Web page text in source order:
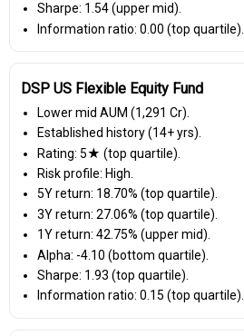
Sharpe: 1.54 (upper mid).
Information ratio: 0.00 (top quartile).
DSP US Flexible Equity Fund
Lower mid AUM (₹1,291 Cr).
Established history (14+ yrs).
Rating: 5★ (top quartile).
Risk profile: High.
5Y return: 18.70% (top quartile).
3Y return: 27.06% (top quartile).
1Y return: 42.75% (upper mid).
Alpha: -4.10 (bottom quartile).
Sharpe: 1.93 (top quartile).
Information ratio: 0.15 (top quartile).